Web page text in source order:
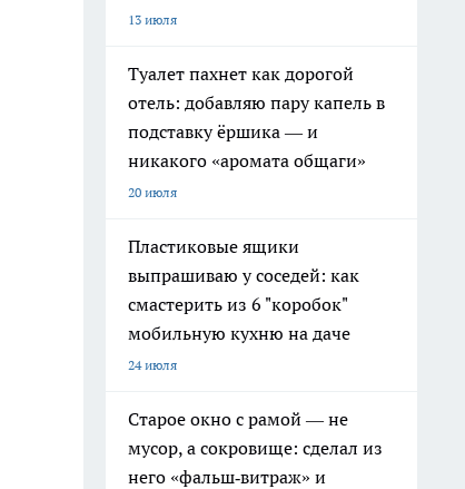
13 июля
Туалет пахнет как дорогой
отель: добавляю пару капель в
подставку ёршика — и
никакого «аромата общаги»
20 июля
Пластиковые ящики
выпрашиваю у соседей: как
смастерить из 6 "коробок"
мобильную кухню на даче
24 июля
Старое окно с рамой — не
мусор, а сокровище: сделал из
него «фальш‑витраж» и